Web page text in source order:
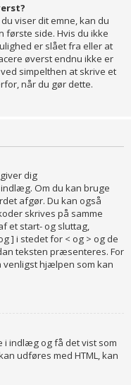
viser dit emne, kan du
første side. Hvis du ikke
er slået fra eller at
øverst endnu ikke er
simpelthen at skrive et
når du gør dette.
dig
Om du kan bruge
afgør. Du kan også
skrives på samme
et start- og sluttag,
] i stedet for < og > og de
teksten præsenteres. For
venligst hjælpen som kan
i indlæg og få det vist som
udføres med HTML, kan